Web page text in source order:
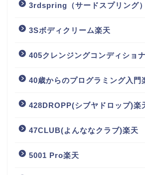
3rdspring（サードスプリング
3Sボディクリーム楽天
405クレンジングコンディショ
40歳からのプログラミング入門
428DROPP(シブヤドロップ)楽
47CLUB(よんななクラブ)楽天
5001 Pro楽天